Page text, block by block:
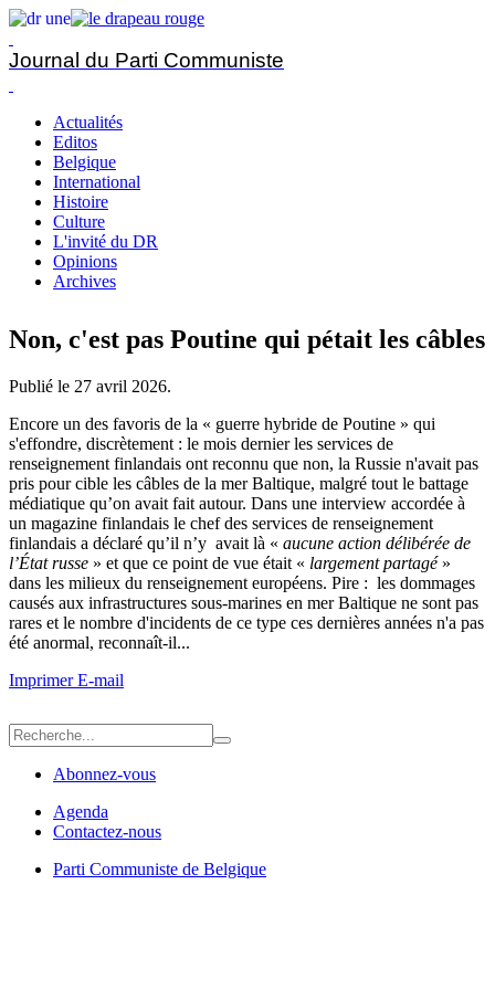
Journal du Parti Communiste
Actualités
Editos
Belgique
International
Histoire
Culture
L'invité du DR
Opinions
Archives
Non, c'est pas Poutine qui pétait les câbles
Publié le 27 avril 2026.
Encore un des favoris de la « guerre hybride de Poutine » qui
s'effondre, discrètement : le mois dernier les services de
renseignement finlandais ont reconnu que non, la Russie n'avait pas
pris pour cible les câbles de la mer Baltique, malgré tout le battage
médiatique qu’on avait fait autour. Dans une interview accordée à
un magazine finlandais le chef des services de renseignement
finlandais a déclaré qu’il n’y avait là « aucune action délibérée de
l’État russe » et que ce point de vue était « largement partagé»
dans les milieux du renseignement européens. Pire : les dommages
causés aux infrastructures sous-marines en mer Baltique ne sont pas
rares et le nombre d'incidents de ce type ces dernières années n'a pas
été anormal, reconnaît-il...
ImprimerE-mail
Abonnez-vous
Agenda
Contactez-nous
Parti Communiste de Belgique